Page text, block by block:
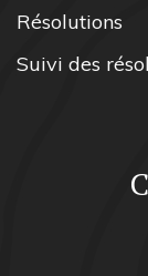
Résolutions
Suivi des